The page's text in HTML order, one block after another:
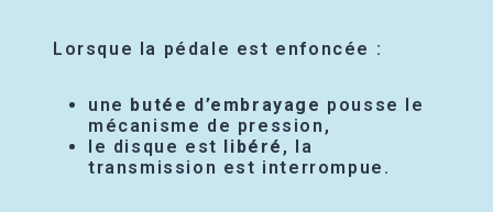
Lorsque la pédale est enfoncée :
une butée d’embrayage pousse le
mécanisme de pression,
le disque est libéré , la
transmission est interrompue.